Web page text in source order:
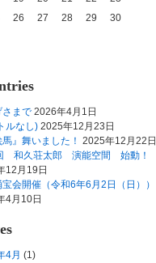
26 27 28 29
30
さまで 2026年4月1日
ルなし) 2025年12月23日
』舞いました！ 2025年12月22日
和久荘太郎 演能空間 始動！
12月19日
会開催（令和6年6月2日（日））
4月10日
4月 (1)